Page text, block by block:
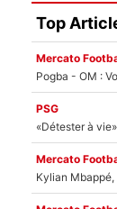
Top
Mercato
Pogba - OM :
PSG
Mercato
Kylian